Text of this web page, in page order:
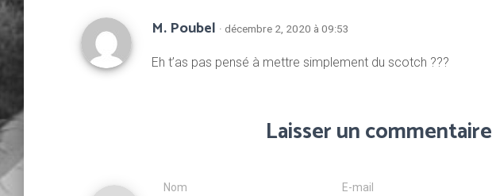
M. Poubel · décembre 2, 2020 à 09:53
Eh t’as pas pensé à mettre simplement du scotch ???
Laisser un commentaire
Nom E-mail